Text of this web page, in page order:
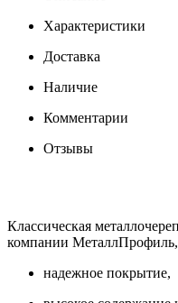
Характеристики
Доставка
Наличие
Комментарии
Отзывы
Классическая
компании МеталлПрофиль,
надежное покрытие,